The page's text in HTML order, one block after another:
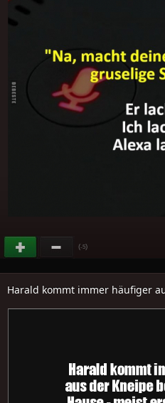
(-5)
Harald kommt immer häufiger